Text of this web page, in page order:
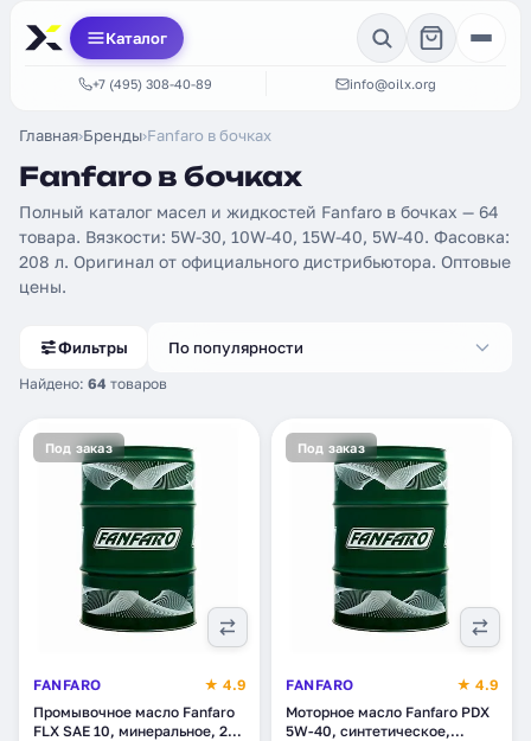
Каталог
+7 (495) 308-40-89 info@oilx.org
Главная›Бренды›Fanfaro в бочках
Fanfaro в бочках
Полный каталог масел и жидкостей Fanfaro в бочках — 64
товара. Вязкости: 5W-30, 10W-40, 15W-40, 5W-40. Фасовка:
208 л. Оригинал от официального дистрибьютора. Оптовые
цены.
Фильтры
Найдено: 64 товаров
По популярности
Под заказ
FANFARO
★ 4.9
Промывочное масло Fanfaro
FLX SAE 10, минеральное, 208
Под заказ
FANFARO
★ 4.9
Моторное масло Fanfaro PDX
5W-40, синтетическое,